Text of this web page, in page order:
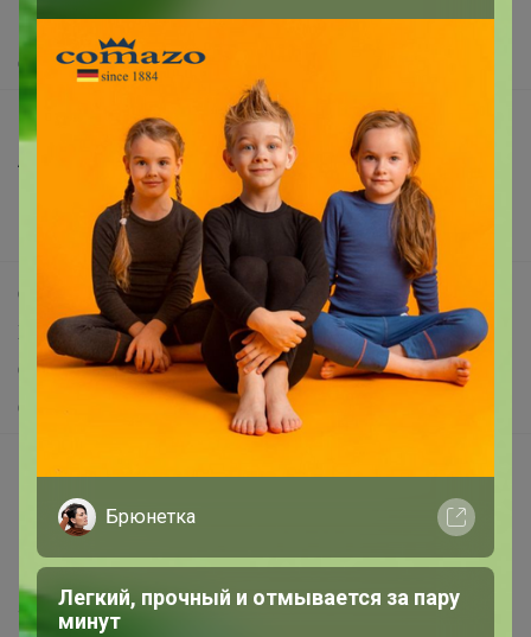
Помощь
О нас
Все предложения
Анонсы
Поддержка альпак
Самое выгодное
Хиты продаж
Самое желанное
Самое быстрое
Picabox.ru - Лучшее место для ваших изображений
Розыгрыш - Генератор случайных чисел
Пульс нашего маркетплейса
Укорачиватель ссылок
Брюнетка
Легкий, прочный и отмывается за пару
минут